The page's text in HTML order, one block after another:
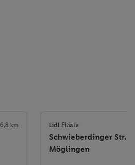
6,8 km Lidl Filiale
Schwieberdinger Str.
Möglingen